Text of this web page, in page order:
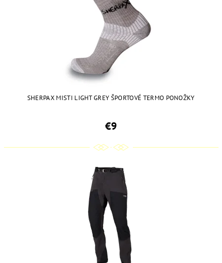
SHERPAX MISTI LIGHT GREY ŠPORTOVÉ TERMO PONOŽKY
€9